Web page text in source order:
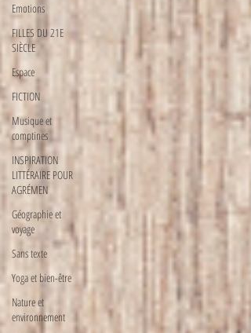
Emotions
FILLES DU 21E
SIÈCLE
Espace
FICTION
Musique et
comptines
INSPIRATION
LITTÉRAIRE POUR
AGRÉMEN
Géographie et
voyage
Sans texte
Yoga et bien-être
Nature et
environnement